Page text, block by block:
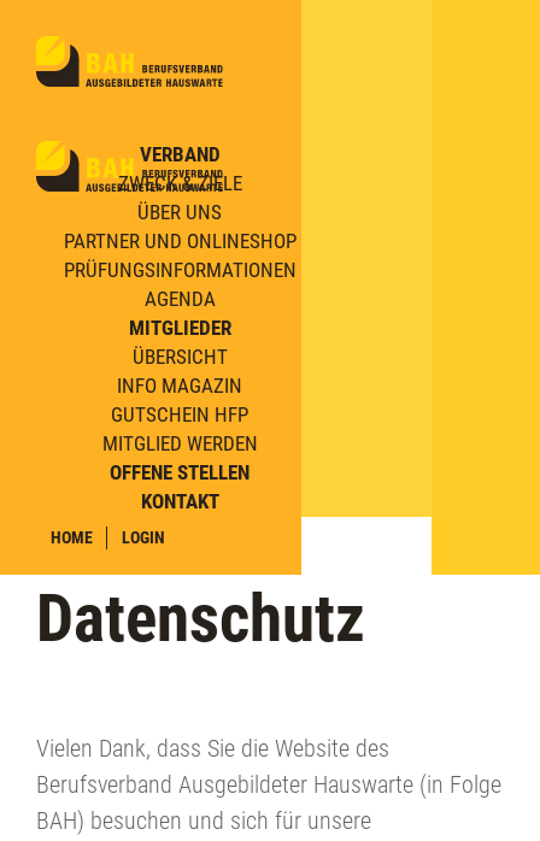
VERBAND
ZWECK & ZIELE
ÜBER UNS
PARTNER UND ONLINESHOP
PRÜFUNGSINFORMATIONEN
AGENDA
MITGLIEDER
ÜBERSICHT
INFO MAGAZIN
GUTSCHEIN HFP
MITGLIED WERDEN
OFFENE STELLEN
KONTAKT
HOME LOGIN
Datenschutz
Vielen Dank, dass Sie die Website des
Berufsverband Ausgebildeter Hauswarte (in Folge
BAH) besuchen und sich für unsere